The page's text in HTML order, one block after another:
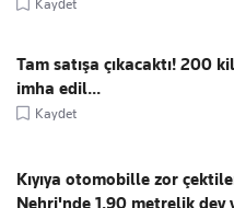
Kaydet
Tam satışa çıkacaktı! 200
imha edil...
Kaydet
Kıyıya otomobille zor
Nehri'nde 1.90 metrelik dev